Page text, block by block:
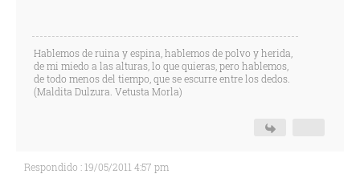
Hablemos de ruina y espina, hablemos de polvo y herida,
de mi miedo a las alturas, lo que quieras, pero hablemos,
de todo menos del tiempo, que se escurre entre los dedos.
(Maldita Dulzura. Vetusta Morla)
Respondido : 19/05/2011 4:57 pm